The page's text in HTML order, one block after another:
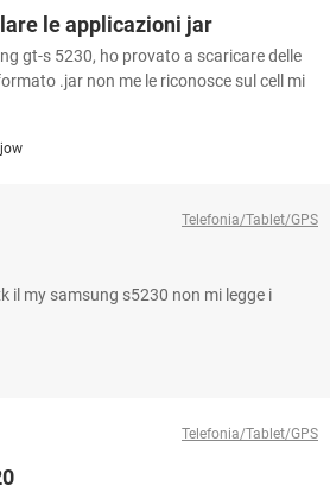
le applicazioni jar
gt-s 5230, ho provato a scaricare delle
.jar non me le riconosce sul cell mi
Telefonia/Tablet/GPS
il my samsung s5230 non mi legge i
Telefonia/Tablet/GPS